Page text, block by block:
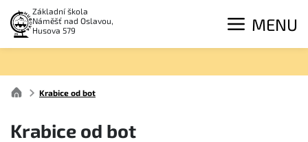
Základní škola
Náměšť nad Oslavou,
Husova 579
MENU
Krabice od bot
Krabice od bot